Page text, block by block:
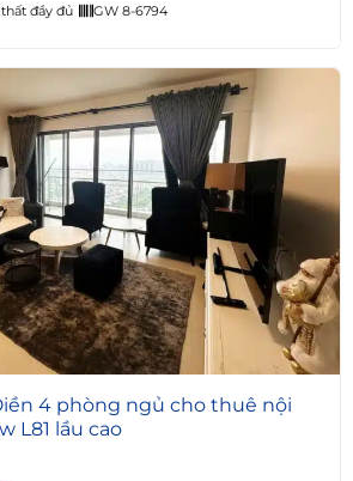
đầy đủ GW 8-6794
4 phòng ngủ cho thuê nội
L81 lầu cao